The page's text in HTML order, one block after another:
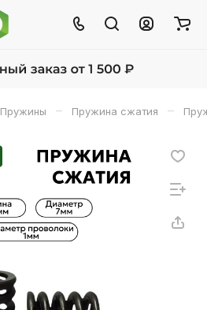
Пружины – Пружина сжатия –